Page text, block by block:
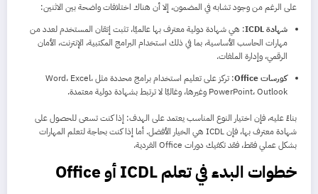
على الرغم من وجود تشابه في المضمون، إلا أن هناك اختلافات واضحة بين الاثنين:
شهادة ICDL
: هي شهادة دولية معترف بها عالميًا، تثبت إتقان المستخدم لعدد من
مهارات الحاسب الأساسية، بما في ذلك استخدام البرامج المكتبية، الإنترنت، الأمان
الرقمي، وإدارة الملفات.
كورسات Office
: تركز على تعليم استخدام برامج محددة مثل Word، Excel،
PowerPoint، Outlook وغيرها، وغالبًا لا ترتبط بشهادة دولية معتمدة.
بناءً عليه، فإن اختيار النوع المناسب يعتمد على الهدف: إذا كنت تسعى للحصول على
شهادة معترف بها، فإن ICDL هي الخيار الأفضل. أما إذا كنت بحاجة لتعلم المهارات
بشكل عملي فقط، فقد تكفيك دورات Office الفردية.
خطوات البدء في تعلم ICDL أو Office